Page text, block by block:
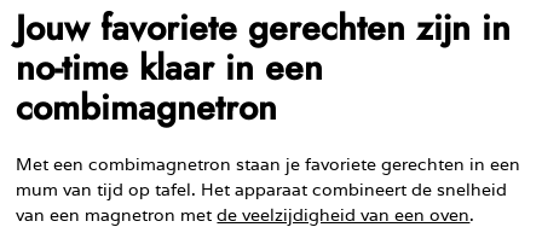
Jouw favoriete gerechten zijn in
no-time klaar in een
combimagnetron
Met een combimagnetron staan je favoriete gerechten in een
mum van tijd op tafel. Het apparaat combineert de snelheid
van een magnetron metde veelzijdigheid van een oven.